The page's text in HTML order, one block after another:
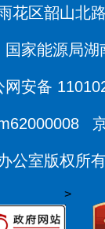
花区韶山北
国家能源局湖
网安备
公室版权所
>